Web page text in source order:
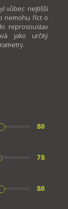
vůbec nejtišší
nemohu říct o
reprosoustav
jako určitý
80
78
80